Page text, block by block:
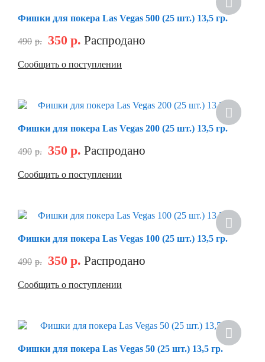
Фишки для покера Las Vegas 500 (25 шт.) 13,5 гр.
490 р. 350 р. Распродано
Сообщить о поступлении
Фишки для покера Las Vegas 200 (25 шт.) 13,5 гр.
490 р. 350 р. Распродано
Сообщить о поступлении
Фишки для покера Las Vegas 100 (25 шт.) 13,5 гр.
490 р. 350 р. Распродано
Сообщить о поступлении
Фишки для покера Las Vegas 50 (25 шт.) 13,5 гр.